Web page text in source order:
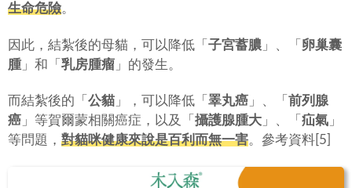
生命危險。
因此，結紮後的母貓，可以降低「 子宮蓄膿 」、「 卵巢囊
腫 」和「 乳房腫瘤 」的發生。
而結紮後的「 公貓 」，可以降低「 睪丸癌 」、「 前列腺
癌 」等賀爾蒙相關癌症，以及「 攝護腺腫大 」、「 疝氣 」
等問題， 對貓咪健康來說是百利而無一害。參考資料[5]